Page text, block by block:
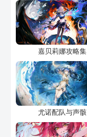
嘉贝莉娜攻略集
尤诺配队与声骸